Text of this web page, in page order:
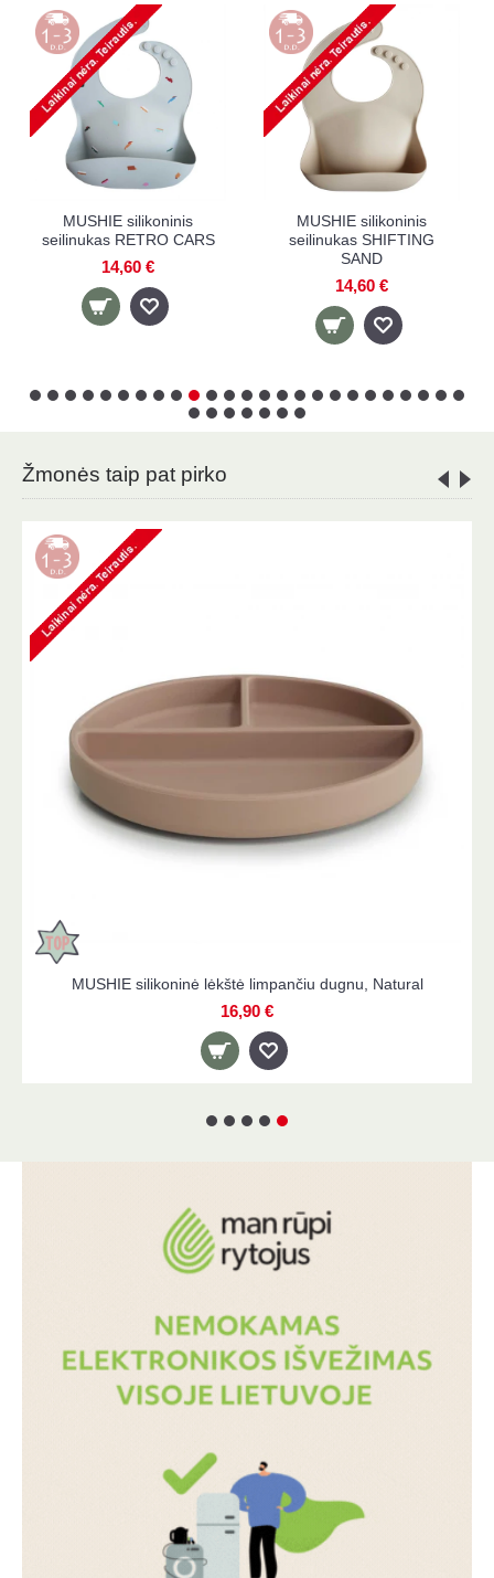
MUSHIE silikoninis
seilinukas RETRO CARS
14,60 €
MUSHIE silikoninis
seilinukas SHIFTING
SAND
14,60 €
Žmonės taip pat pirko
MUSHIE silikoninė lėkštė limpančiu dugnu, Natural
16,90 €